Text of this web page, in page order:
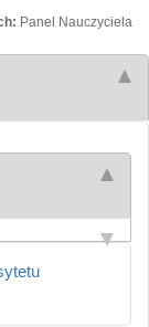
Panel Nauczyciela